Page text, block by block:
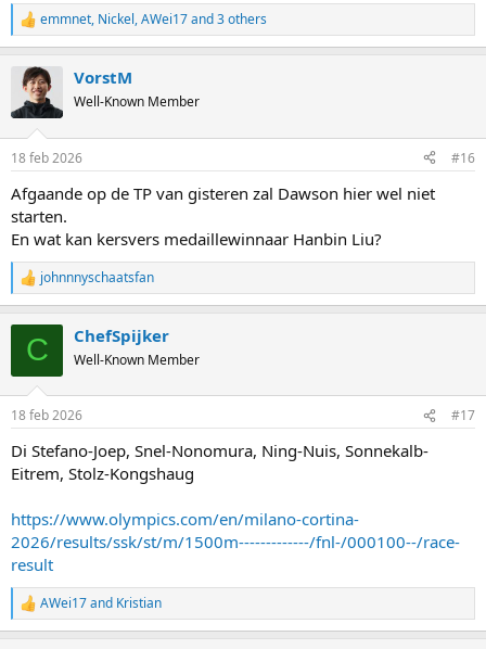
R
e
c
t
i
s
emmnet, Nickel,AWei17and 3 others
VorstM
Well-Known Member
18 feb 2026 #16
Afgaande op de TP van gisteren zal Dawson hier wel niet
starten.
En wat kan kersvers medaillewinnaar Hanbin Liu?
R
e
s
johnnnyschaatsfan
C ChefSpijker
Well-Known Member
18 feb 2026 #17
Di Stefano-Joep, Snel-Nonomura, Ning-Nuis, Sonnekalb-
Eitrem, Stolz-Kongshaug
https://www.olympics.com/en/milano-cortina-
2026/results/ssk/st/m/1500m-------------/fnl-/000100--/race-
result
R
e
AWei17and Kristian